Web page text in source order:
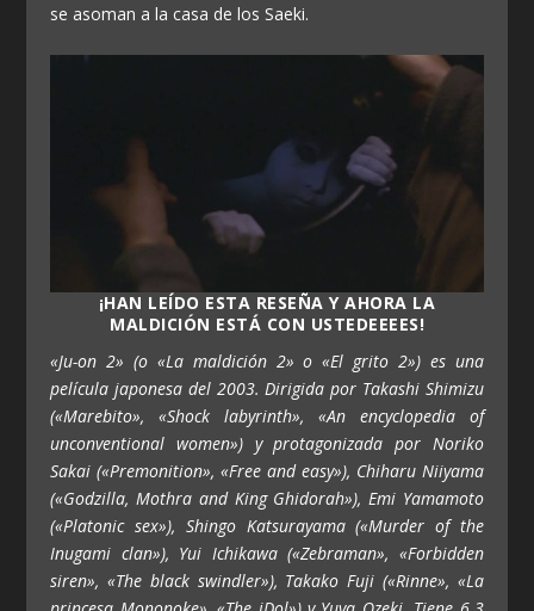
se asoman a la casa de los Saeki.
¡HAN LEÍDO ESTA RESEÑA Y AHORA LA
MALDICIÓN ESTÁ CON USTEDEEEES!
«Ju-on 2» (o «La maldición 2» o «El grito 2») es una
película japonesa del 2003. Dirigida por Takashi Shimizu
(«Marebito», «Shock labyrinth», «An encyclopedia of
unconventional women») y protagonizada por Noriko
Sakai («Premonition», «Free and easy»), Chiharu Niiyama
(«Godzilla, Mothra and King Ghidorah»), Emi Yamamoto
(«Platonic sex»), Shingo Katsurayama («Murder of the
Inugami clan»), Yui Ichikawa («Zebraman», «Forbidden
siren», «The black swindler»), Takako Fuji («Rinne», «La